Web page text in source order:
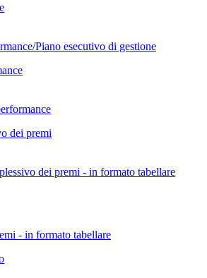
Piano esecutivo di gestione
dei premi
dei premi - in formato tabellare
- in formato tabellare